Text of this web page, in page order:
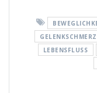
LEBENSFLUSS